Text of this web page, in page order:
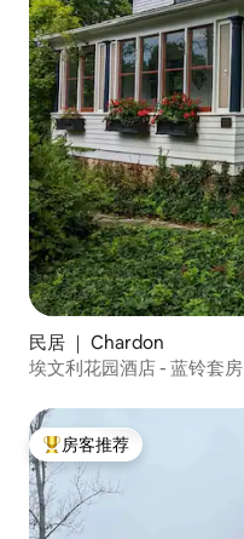
民居 ｜ Chardon
埃文利花园酒店 - 蓝铃套房
热门「房客推荐」
房客推荐